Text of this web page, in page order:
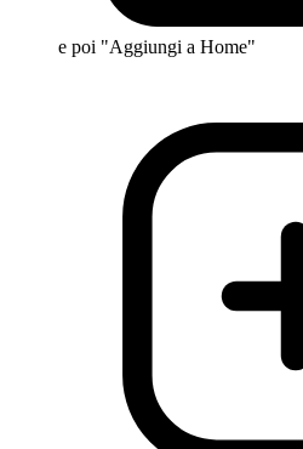
e poi "Aggiungi a Home"